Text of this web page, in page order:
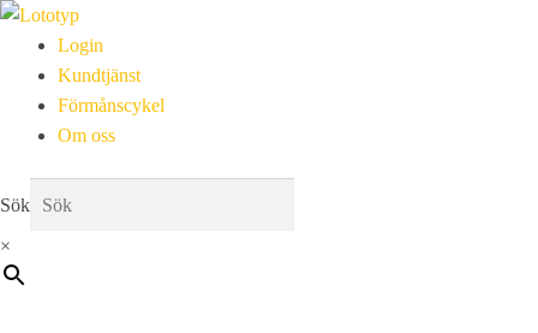
Login
Kundtjänst
Förmånscykel
Om oss
Sök
×